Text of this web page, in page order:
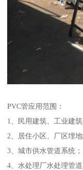
PVC管应用范围：
1、民用建筑、工业建
2、居住小区、厂区埋地
3、城市供水管道系统；
4、水处理厂水处理管道